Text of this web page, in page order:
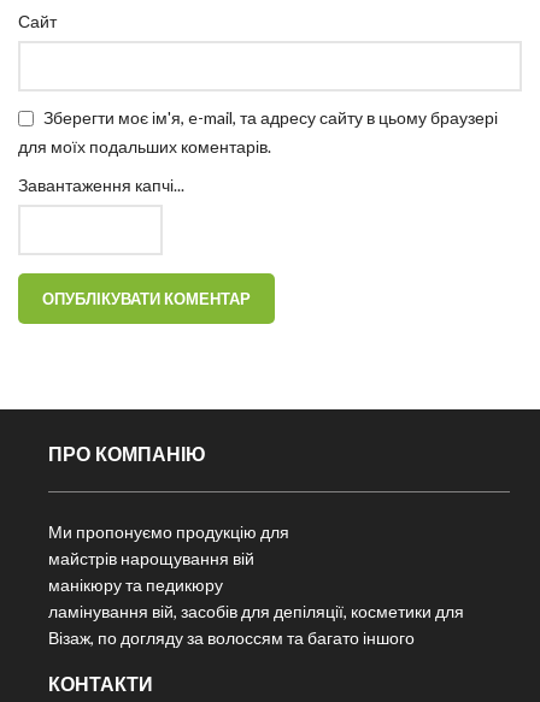
Сайт
Зберегти моє ім'я, e-mail, та адресу сайту в цьому браузері
для моїх подальших коментарів.
Завантаження капчі...
ПРО КОМПАНІЮ
Ми пропонуємо продукцію для
майстрів нарощування вій
манікюру та педикюру
ламінування вій, засобів для депіляції, косметики для
Візаж, по догляду за волоссям та багато іншого
КОНТАКТИ